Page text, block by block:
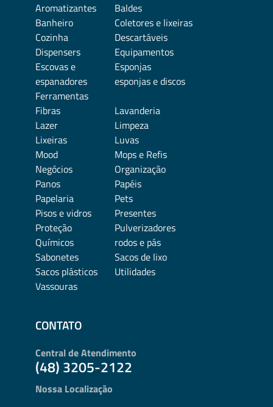
Aromatizantes
Baldes
Banheiro
Coletores e lixeiras
Cozinha
Descartáveis
Dispensers
Equipamentos
Escovas e
espanadores
Esponjas
esponjas e discos
Ferramentas
Fibras
Lavanderia
Lazer
Limpeza
Lixeiras
Luvas
Mood
Mops e Refis
Negócios
Organização
Panos
Papéis
Papelaria
Pets
Pisos e vidros
Presentes
Proteção
Pulverizadores
Químicos
rodos e pás
Sabonetes
Sacos de lixo
Sacos plásticos
Utilidades
Vassouras
CONTATO
Central de Atendimento
(48) 3205-2122
Nossa Localização